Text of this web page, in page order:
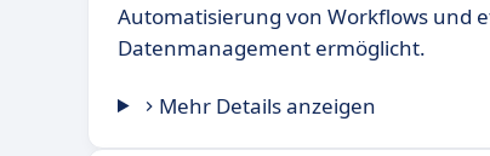
Automatisierung von Workflows und
Datenmanagement ermöglicht.
Mehr Details anzeigen